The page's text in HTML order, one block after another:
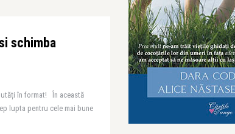
schimba
în format! În această
lupta pentru cele mai bune